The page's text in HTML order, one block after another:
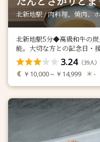
北新地駅 / 肉料理、焼肉、
北新地駅5分◆高級和牛の
能。大切な方との記念日・
3.24（39人）
￥10,000～￥14,999 -